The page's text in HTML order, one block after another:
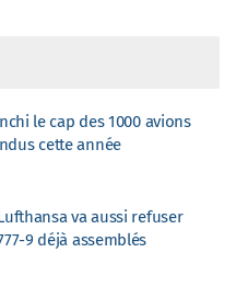
le cap des 1000 avions
cette année
va aussi refuser
9 déjà assemblés